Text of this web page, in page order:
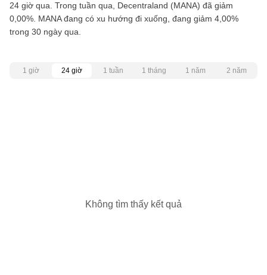
24 giờ qua. Trong tuần qua, Decentraland (MANA) đã giảm
0,00%. MANA đang có xu hướng đi xuống, đang giảm 4,00%
trong 30 ngày qua.
1 giờ 24 giờ 1 tuần 1 tháng 1 năm 2 năm
Không tìm thấy kết quả